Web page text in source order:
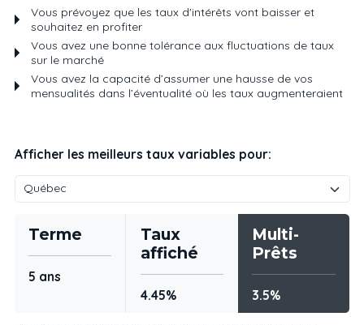
Vous prévoyez que les taux d'intérêts vont baisser et
souhaitez en profiter
Vous avez une bonne tolérance aux fluctuations de taux
sur le marché
Vous avez la capacité d’assumer une hausse de vos
mensualités dans l’éventualité où les taux augmenteraient
Afficher les meilleurs taux variables pour:
Terme
5 ans
Taux
affiché
4.45%
Multi-
Prêts
3.5%